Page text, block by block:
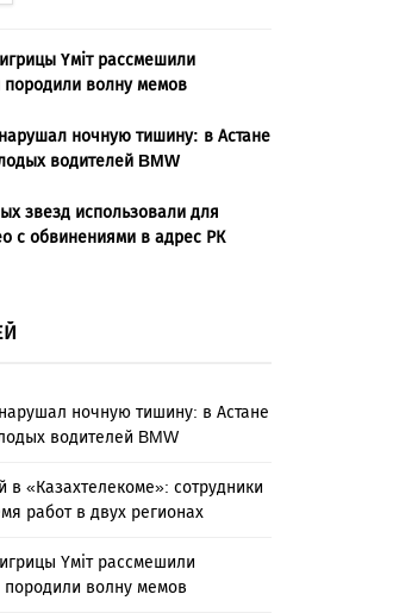
Үміт рассмешили
породили волну мемов
ночную тишину: в Астане
водителей BMW
звезд использовали для
с обвинениями в адрес РК
ночную тишину: в Астане
водителей BMW
в «Казахтелекоме»: сотрудники
работ в двух регионах
Үміт рассмешили
породили волну мемов